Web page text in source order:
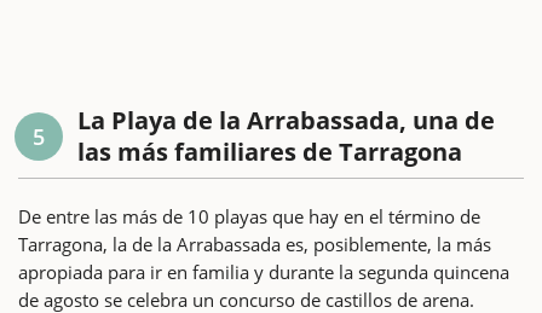
5
La Playa de la Arrabassada, una de
las más familiares de Tarragona
De entre las más de 10 playas que hay en el término de
Tarragona, la de la Arrabassada es, posiblemente, la más
apropiada para ir en familia y durante la segunda quincena
de agosto se celebra un concurso de castillos de arena.